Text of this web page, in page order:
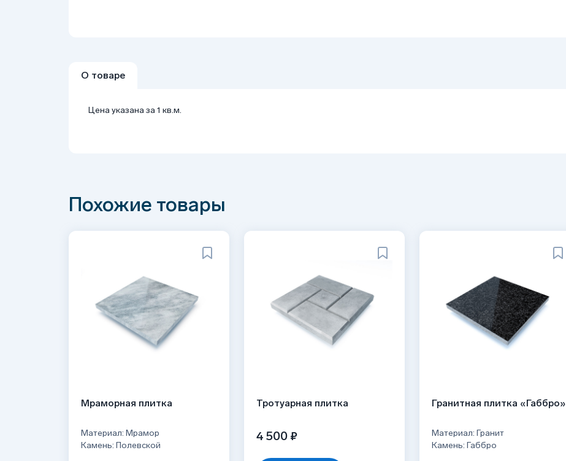
О товаре
Цена указана за 1 кв.м.
Похожие товары
Мраморная плитка
Материал: Мрамор
Камень: Полевской
Тротуарная плитка
4 500 ₽
Гранитная плитка «Габбро»
Материал: Гранит
Камень: Габбро